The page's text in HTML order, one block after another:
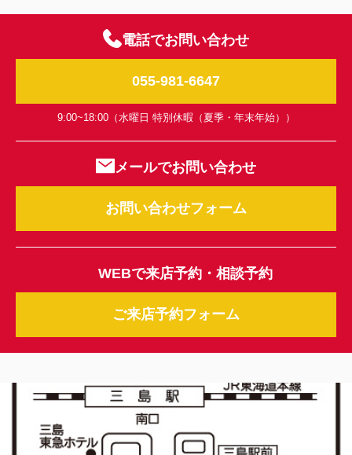
電話でお問い合わせ
055-981-6647
9:00~18:00（水曜日 特別休暇（夏季・年末年始））
メールでお問い合わせ
お問い合わせフォーム
WEBで来店予約・相談予約
ご来店予約フォーム